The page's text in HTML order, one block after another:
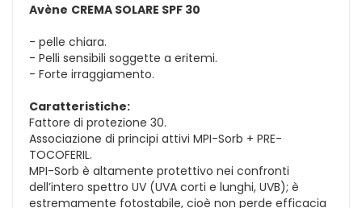
Avène CREMA SOLARE SPF 30
- pelle chiara.
- Pelli sensibili soggette a eritemi.
- Forte irraggiamento.
Caratteristiche:
Fattore di protezione 30.
Associazione di principi attivi MPI-Sorb + PRE-
TOCOFERIL.
MPI-Sorb è altamente protettivo nei confronti
dell’intero spettro UV (UVA corti e lunghi, UVB); è
estremamente fotostabile, cioè non perde efficacia